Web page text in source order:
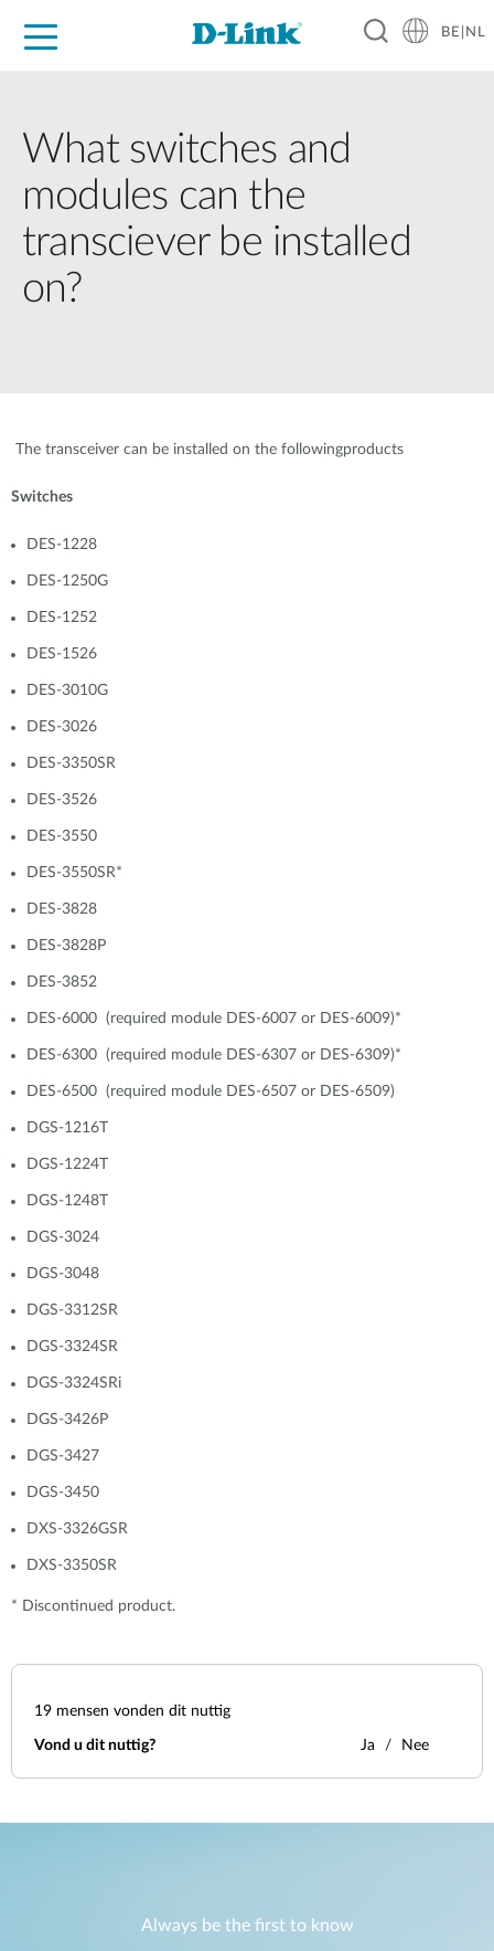
BE|NL
What switches and
modules can the
transciever be installed
on?
The transceiver can be installed on the followingproducts
Switches
DES-1228
DES-1250G
DES-1252
DES-1526
DES-3010G
DES-3026
DES-3350SR
DES-3526
DES-3550
DES-3550SR*
DES-3828
DES-3828P
DES-3852
DES-6000 (required module DES-6007 or DES-6009)*
DES-6300 (required module DES-6307 or DES-6309)*
DES-6500 (required module DES-6507 or DES-6509)
DGS-1216T
DGS-1224T
DGS-1248T
DGS-3024
DGS-3048
DGS-3312SR
DGS-3324SR
DGS-3324SRi
DGS-3426P
DGS-3427
DGS-3450
DXS-3326GSR
DXS-3350SR
* Discontinued product.
19 mensen vonden dit nuttig
Vond u dit nuttig? Ja Nee
Always be the first to know